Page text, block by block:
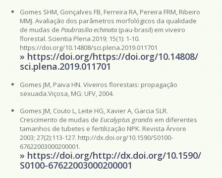
Gomes SHM, Gonçalves FB, Ferreira RA, Pereira FRM, Ribeiro
MMJ. Avaliação dos parâmetros morfológicos da qualidade
de mudas de Paubrasilia echinata (pau-brasil) em viveiro
florestal. Scientia Plena 2019; 15(1): 1-10.
https://doi.org/10.14808/sci.plena.2019.011701
» https://doi.org/https://doi.org/10.14808/
sci.plena.2019.011701
Gomes JM, Paiva HN. Viveiros florestais: propagação
sexuada.Viçosa, MG: UFV, 2004.
Gomes JM, Couto L, Leite HG, Xavier A, Garcia SLR.
Crescimento de mudas de Eucalyptus grandis em diferentes
tamanhos de tubetes e fertilização NPK. Revista Árvore
2003; 27(2):113-127. http://dx.doi.org/10.1590/S0100-
67622003000200001.
» https://doi.org/http://dx.doi.org/10.1590/
S0100-67622003000200001